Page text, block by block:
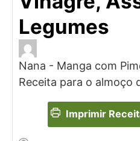
Legumes
Nana - Manga com
Receita para o almoço
Imprimir